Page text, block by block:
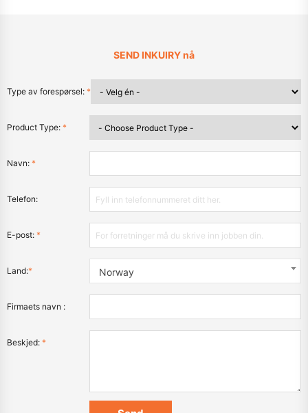
SEND INKUIRY nå
Type av forespørsel: *
Product Type: *
Navn: *
Telefon:
E-post: *
Land:* Norway
Firmaets navn :
Beskjed: *